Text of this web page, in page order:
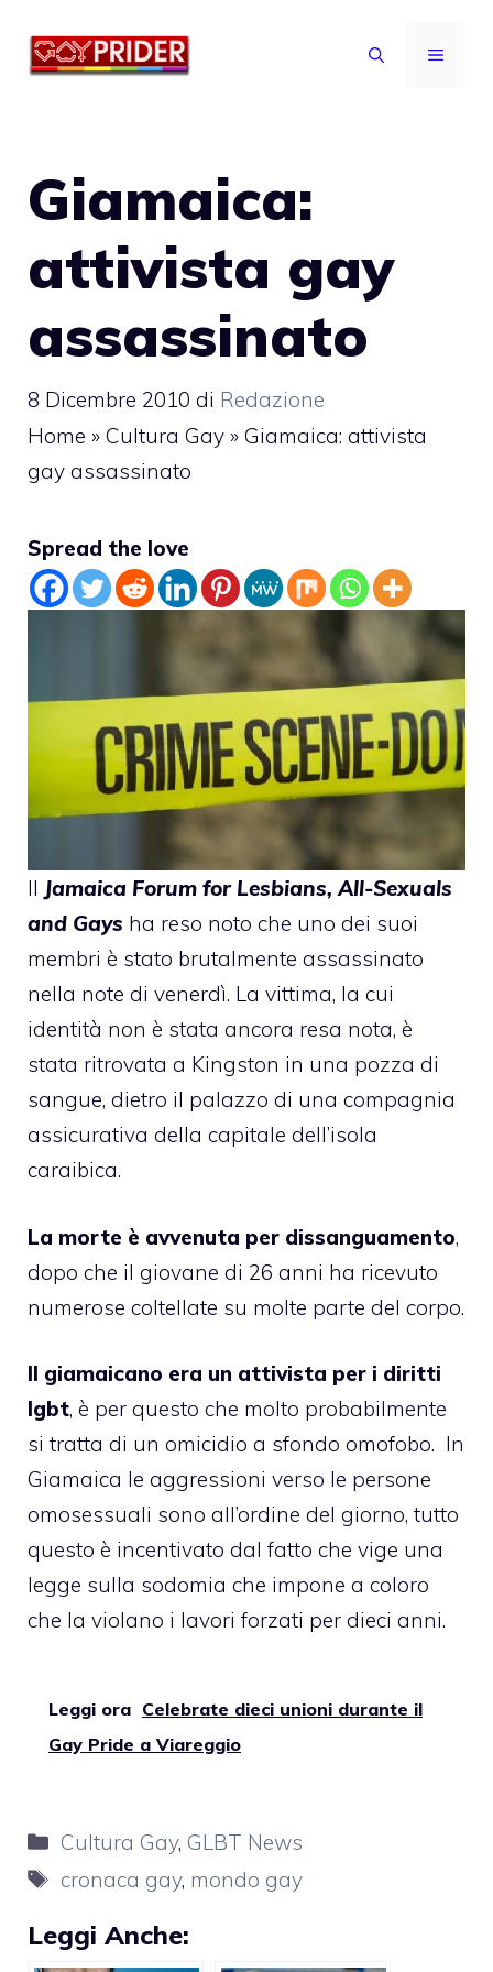
MENU
Giamaica:
attivista gay
assassinato
8 Dicembre 2010 di Redazione
Home » Cultura Gay » Giamaica: attivista
gay assassinato
Spread the love
Il Jamaica Forum for Lesbians, All-Sexuals
and Gays ha reso noto che uno dei suoi
membri è stato brutalmente assassinato
nella note di venerdì. La vittima, la cui
identità non è stata ancora resa nota, è
stata ritrovata a Kingston in una pozza di
sangue, dietro il palazzo di una compagnia
assicurativa della capitale dell’isola
caraibica.
La morte è avvenuta per dissanguamento,
dopo che il giovane di 26 anni ha ricevuto
numerose coltellate su molte parte del corpo.
Il giamaicano era un attivista per i diritti
lgbt, è per questo che molto probabilmente
si tratta di un omicidio a sfondo omofobo. In
Giamaica le aggressioni verso le persone
omosessuali sono all’ordine del giorno, tutto
questo è incentivato dal fatto che vige una
legge sulla sodomia che impone a coloro
che la violano i lavori forzati per dieci anni.
Leggi ora Celebrate dieci unioni durante il
Gay Pride a Viareggio
Categorie
Cultura Gay, GLBT News
Tag
cronaca gay, mondo gay
Leggi Anche: